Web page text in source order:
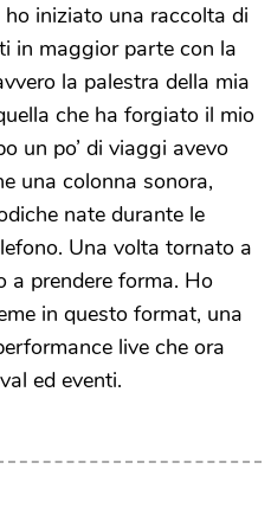
iniziato una raccolta di
in maggior parte con la
la palestra della mia
che ha forgiato il mio
un po’ di viaggi avevo
una colonna sonora,
nate durante le
Una volta tornato a
a prendere forma. Ho
in questo format, una
live che ora
ed eventi.